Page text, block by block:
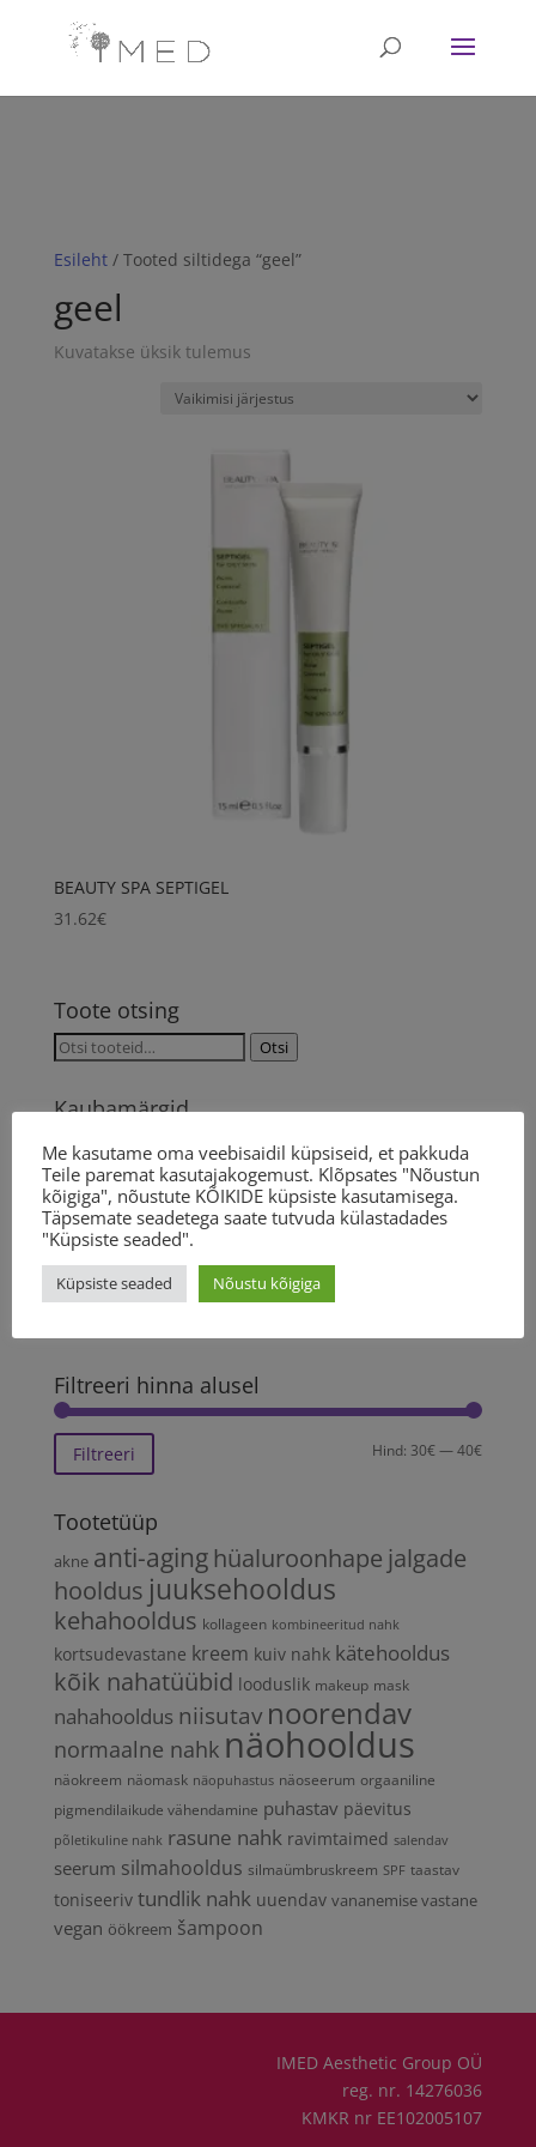
fbq('init', '<1751628081702672>'); fbq('track', 'PageView'); // Once
affirmative consent has been granted fbq('consent', 'grant');
Esileht/ Tooted siltidega “geel”
geel
Kuvatakse üksik tulemus
BEAUTY SPA SEPTIGEL
31.62€
Toote otsing
Otsi: Otsi
Kaubamärgid
Beauty SPA
Coolifting (1)
La Sincere (41)
Leonor Greyl (44)
Mavex (54)
Filtreeri hinna alusel
Filtreeri Hind: 30€—40€
Tootetüüp
akne anti-aging hüaluroonhape jalgade
hooldus juuksehooldus
kehahooldus kollageen kombineeritud nahk
kortsudevastane kreem kuiv nahk kätehooldus
kõik nahatüübid looduslik makeup mask
nahahooldus niisutav noorendav
normaalne nahk näohooldus
näokreem näomask näopuhastus näoseerum orgaaniline
pigmendilaikude vähendamine puhastav päevitus
põletikuline nahk rasune nahk ravimtaimed salendav
seerum silmahooldus silmaümbruskreem SPF taastav
toniseeriv tundlik nahk uuendav vananemise vastane
vegan öökreem šampoon
IMED Aesthetic Group OÜ
reg. nr. 14276036
KMKR nr EE102005107
Me kasutame oma veebisaidil küpsiseid, et pakkuda
Teile paremat kasutajakogemust. Klõpsates "Nõustun
kõigiga", nõustute KÕIKIDE küpsiste kasutamisega.
Täpsemate seadetega saate tutvuda külastadades
"Küpsiste seaded".
Küpsiste seaded Nõustu kõigiga